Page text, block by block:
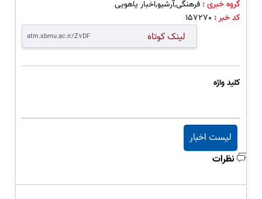
گروه خبری :فرهنگی,آرشیو,اخبار یاهویی
کد خبر :157270
لینک کوتاه
کلید واژه
لیست اخبار
نظرات